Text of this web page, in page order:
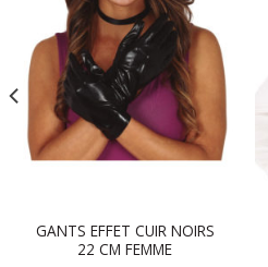
GANTS EFFET CUIR NOIRS
22 CM FEMME